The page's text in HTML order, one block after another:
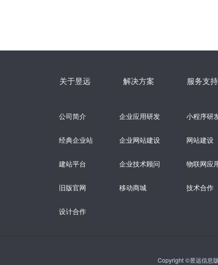
关于昱远
公司简介
经典企业站
建站平台
旧版官网
设计合作
解决方案
企业应用研发
企业网站建设
企业技术顾问
移动商城
服务支持
小程序研
网站建设
物联网应
技术合作
Copyright ©昱远信息